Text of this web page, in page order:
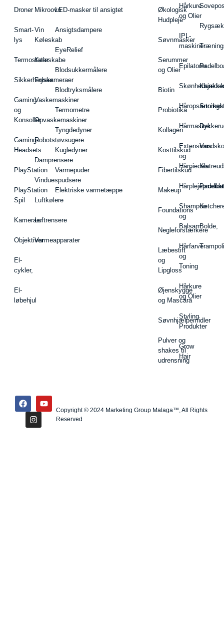
Droner
Smart-
lys
Termostater
Sikkerhedskameraer
Gaming
og
Konsoller
Gaming-
Headsets
PlayStation
PlayStation
Spil
Kameraer
Objektiver
El-
cykler,
El-
løbehjul
Mikroovn
Vin
Køleskab
Køleskabe
Fryser
Vaskemaskiner
Opvaskemaskiner
Robotstøvsugere
Damprensere
Vinduespudsere
Luftkølere
Luftrensere
Varmeapparater
LED-masker til ansigtet
Ansigtsdampere
EyeRelief
Blodsukkermålere
Blodtryksmålere
Termometre
Tyngdedyner
Kugledyner
Varmepuder
Elektriske varmetæppe
Økologisk
Hudpleje
Søvnmasker
Serummer
og Olier
Biotin
Probiotika
Kollagen
Kosttilskud
Fibertilskud
Makeup
Foundations
Negleforstærkere
Læbestift
og
Lipgloss
Øjenskygge
og Mascara
Søvnhjælpemidler
Pulver og
shakes til
udrensning
Hårkure
og Olier
IPL-
maskiner
Epilatorer
Hårmasker
Extensions
og
Hårpieces
Shampoo
og
Balsam
Hårfarve
og
Toning
Hårkure
og Olier
Styling
Produkter
Grow
Hair
Vandsko
Bolde,
Copyright © 2024 Marketing Group Malaga™, All Rights
Reserved